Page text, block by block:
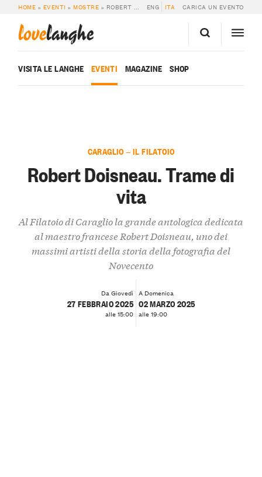
HOME » EVENTI »MOSTRE » ROBERT DOISNEAU. TRAME DI VITA ENG ITA CARICA UN EVENTO
lovelanghe
VISITA LE LANGHE EVENTI MAGAZINE SHOP
CARAGLIO — IL FILATOIO
Robert Doisneau. Trame di
vita
Al Filatoio di Caraglio la grande antologica dedicata
al maestro francese Robert Doisneau, uno dei
massimi artisti della storia della fotografia del
Novecento
Da Giovedì
27 FEBBRAIO 2025
alle 15:00
A Domenica
02 MARZO 2025
alle 19:00